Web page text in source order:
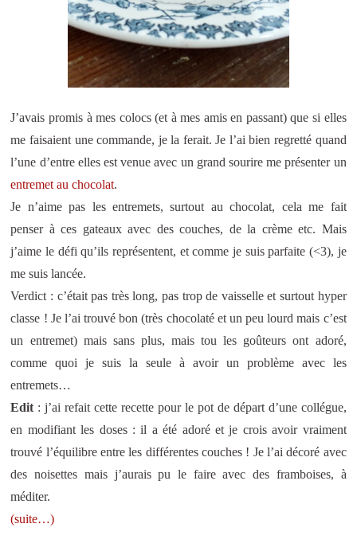
J’avais promis à mes colocs (et à mes amis en passant) que si elles
me faisaient une commande, je la ferait. Je l’ai bien regretté quand
l’une d’entre elles est venue avec un grand sourire me présenter un
entremet au chocolat.
Je n’aime pas les entremets, surtout au chocolat, cela me fait
penser à ces gateaux avec des couches, de la crème etc. Mais
j’aime le défi qu’ils représentent, et comme je suis parfaite (<3), je
me suis lancée.
Verdict : c’était pas très long, pas trop de vaisselle et surtout hyper
classe ! Je l’ai trouvé bon (très chocolaté et un peu lourd mais c’est
un entremet) mais sans plus, mais tou les goûteurs ont adoré,
comme quoi je suis la seule à avoir un problème avec les
entremets…
Edit : j’ai refait cette recette pour le pot de départ d’une collégue,
en modifiant les doses : il a été adoré et je crois avoir vraiment
trouvé l’équilibre entre les différentes couches ! Je l’ai décoré avec
des noisettes mais j’aurais pu le faire avec des framboises, à
méditer.
(suite…)